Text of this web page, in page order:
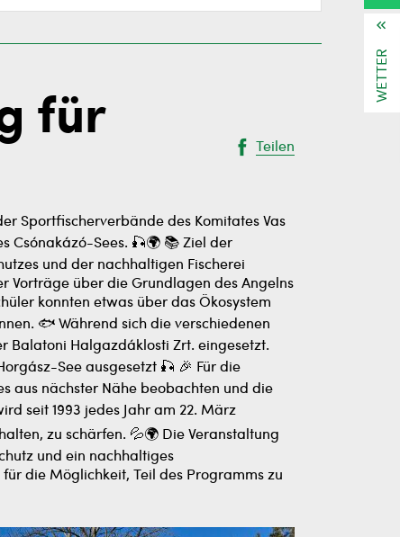
für
Teilen
Sportfischerverbände des Komitates Vas
Csónakázó-Sees. 🎣🌍 📚 Ziel der
und der nachhaltigen Fischerei
Vorträge über die Grundlagen des Angelns
konnten etwas über das Ökosystem
🐟 Während sich die verschiedenen
Balatoni Halgazdáklosti Zrt. eingesetzt.
See ausgesetzt 🎣 🎉 Für die
aus nächster Nähe beobachten und die
seit 1993 jedes Jahr am 22. März
zu schärfen. 💦🌍 Die Veranstaltung
und ein nachhaltiges
die Möglichkeit, Teil des Programms zu
WETTER